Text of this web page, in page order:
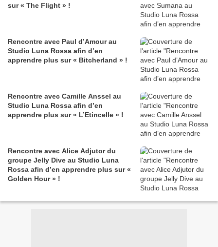
sur « The Flight » !
Rencontre avec Paul d’Amour au
Studio Luna Rossa afin d’en
apprendre plus sur « Bitcherland » !
Rencontre avec Camille Anssel au
Studio Luna Rossa afin d’en
apprendre plus sur « L’Etincelle » !
Rencontre avec Alice Adjutor du
groupe Jelly Dive au Studio Luna
Rossa afin d’en apprendre plus sur «
Golden Hour » !